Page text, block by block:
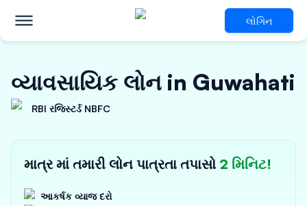
લોગિન
વ્યાવસાયિક લોન in Guwahati
RBI રજિસ્ટર્ડ NBFC
માત્ર માં તમારી લોન પાત્રતા તપાસો 2 મિનિટ!
આકર્ષક વ્યાજ દરો